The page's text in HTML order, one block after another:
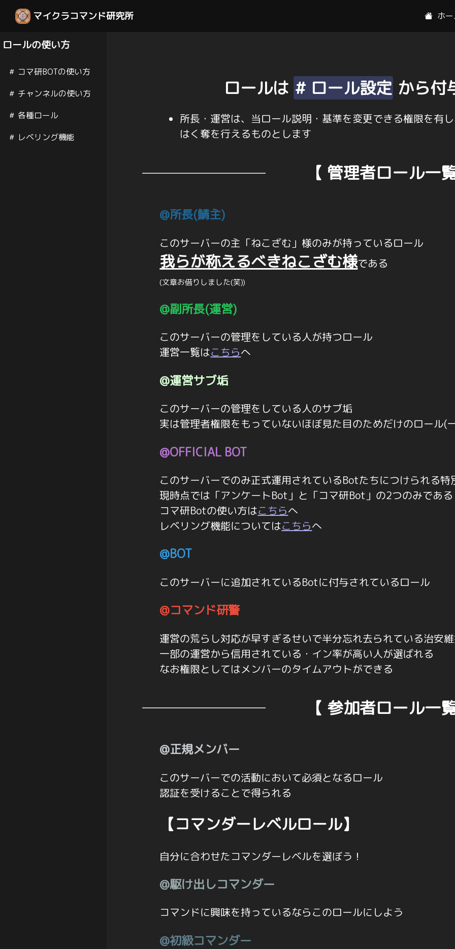
マイクラコマンド研究所 ホ
ロールの使い方
コマ研BOTの使い方
チャンネルの使い方
各種ロール
レベリング機能
ロールは # ロール設定 から付
所長・運営は、当ロール説明・基準を変更できる権限を有
はく奪を行えるものとします
【 管理者ロール一
@所長(鯖主)
このサーバーの主「ねこざむ」様のみが持っているロール
我らが称えるべきねこざむ様である
(文章お借りしました(笑))
@副所長(運営)
このサーバーの管理をしている人が持つロール
運営一覧はこちらへ
@運営サブ垢
このサーバーの管理をしている人のサブ垢
実は管理者権限をもっていないほぼ見た目のためだけのロール(
@OFFICIAL BOT
このサーバーでのみ正式運用されているBotたちにつけられる特
現時点では「アンケートBot」と「コマ研Bot」の2つのみである
コマ研Botの使い方はこちらへ
レベリング機能についてはこちらへ
@BOT
このサーバーに追加されているBotに付与されているロール
@コマンド研警
運営の荒らし対応が早すぎるせいで半分忘れ去られている治安
一部の運営から信用されている・イン率が高い人が選ばれる
なお権限としてはメンバーのタイムアウトができる
【 参加者ロール一
@正規メンバー
このサーバーでの活動において必須となるロール
認証を受けることで得られる
【コマンダーレベルロール】
自分に合わせたコマンダーレベルを選ぼう！
@駆け出しコマンダー
コマンドに興味を持っているならこのロールにしよう
@初級コマンダー